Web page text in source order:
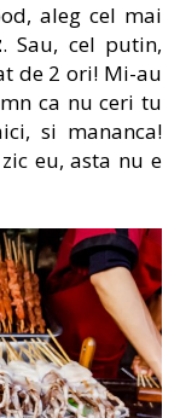
aleg cel mai
. Sau, cel putin,
de 2 ori! Mi-au
ca nu ceri tu
si mananca!
eu, asta nu e